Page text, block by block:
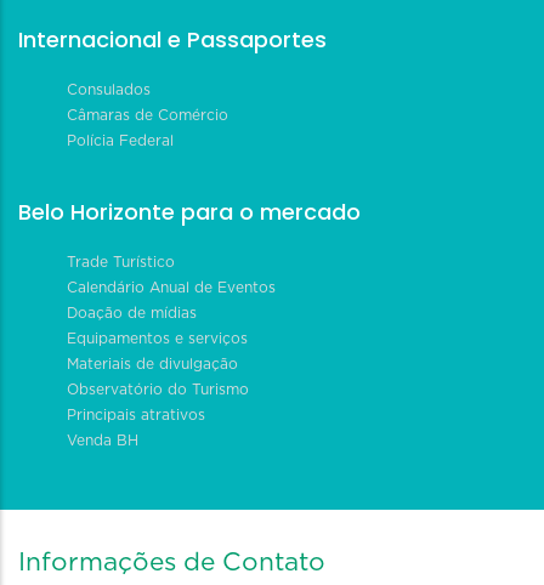
Internacional e Passaportes
Consulados
Câmaras de Comércio
Polícia Federal
Belo Horizonte para o mercado
Trade Turístico
Calendário Anual de Eventos
Doação de mídias
Equipamentos e serviços
Materiais de divulgação
Observatório do Turismo
Principais atrativos
Venda BH
Informações de Contato